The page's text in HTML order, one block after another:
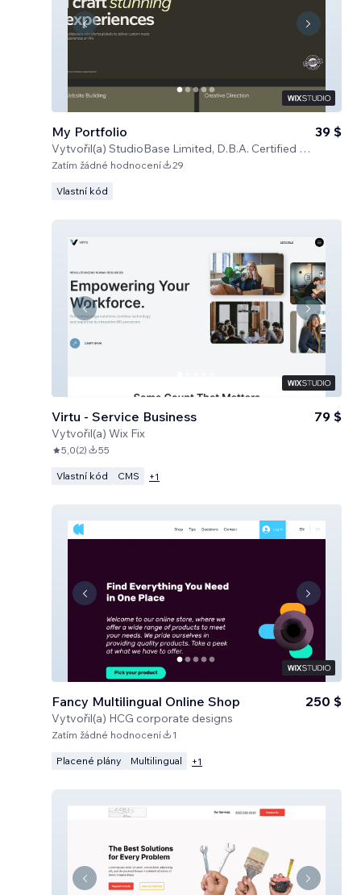
My Portfolio
Vytvořil(a) StudioBase Limited, D.B.A. Certified Code
39 $
Zatím žádné hodnocení 29
Vlastní kód
Virtu - Service Business
Vytvořil(a) Wix Fix
79 $
5,0(2) 55
Vlastní kód CMS +1
Fancy Multilingual Online Shop
Vytvořil(a) HCG corporate designs
250 $
Zatím žádné hodnocení 1
Placené plány Multilingual +1